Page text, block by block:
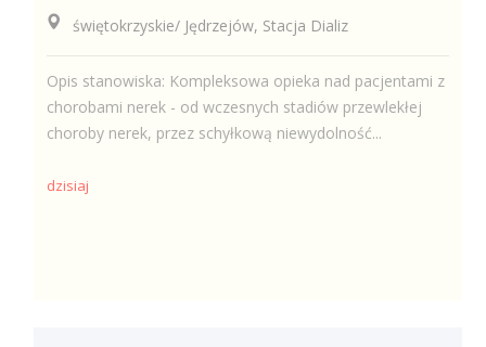
świętokrzyskie/ Jędrzejów, Stacja Dializ
Opis stanowiska: Kompleksowa opieka nad pacjentami z
chorobami nerek - od wczesnych stadiów przewlekłej
choroby nerek, przez schyłkową niewydolność...
dzisiaj